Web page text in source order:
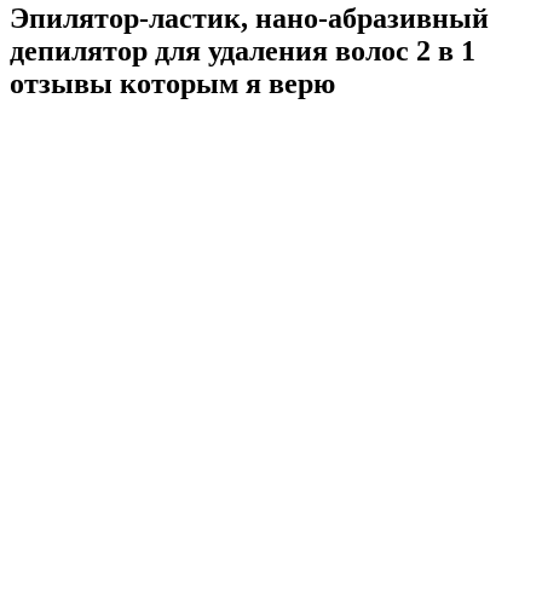
Эпилятор-ластик, нано-абразивный
депилятор для удаления волос 2 в 1
отзывы которым я верю